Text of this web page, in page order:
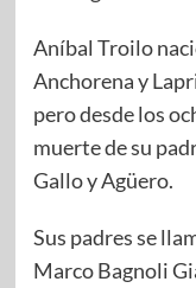
Aníbal Troilo
Anchorena y
pero desde los
muerte de su
Gallo y Agüero.​
Sus padres se
Marco Bagnoli